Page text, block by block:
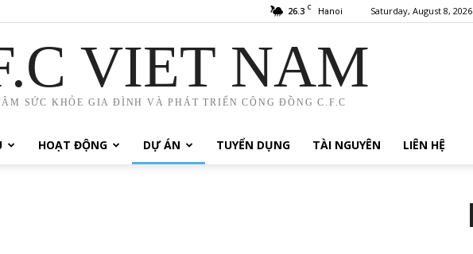
26.3 C Hanoi Saturday, August 8, 2026
VIET NAM
SỨC KHỎE GIA ĐÌNH VÀ PHÁT TRIỂN CỘNG ĐỒNG C.F.C
HOẠT ĐỘNG DỰ ÁN TUYỂN DỤNG TÀI NGUYÊN LIÊN HỆ